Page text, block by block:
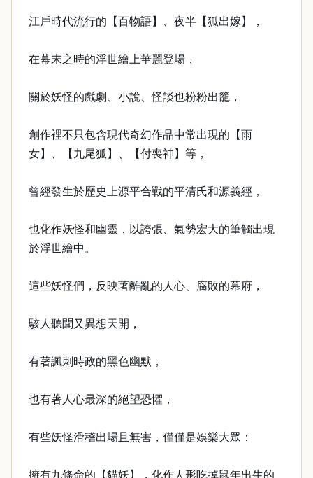
江戶時代流行的【百物語】、夜半【狐出嫁】，
在幕末之時的浮世繪上華麗登場，
關於妖怪的戲劇、小說、怪談也粉粉出籠，
創作裡不只包含現代奇幻作品中常出現的【雨
女】、【九尾狐】、【付喪神】等，
曾經發生於歷史上源平合戰的平清氏和源義經，
也化作妖怪和幽靈，以誇張、氣勢宏大的筆觸出現
於浮世繪中。
這些妖怪們，反映著離亂的人心、腐敗的幕府，
駭人聽聞又異想天開，
有著諷刺時政的黑色幽默，
也有著人心最深的絕望恐懼，
有些妖怪滑稽出場且無害，僅僅是娛樂大眾：
擁有九條命的【貓妖】，化作人形吃掉鼠年出生的